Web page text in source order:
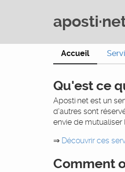
Accueil
Qu'est ce
Aposti·net est un
d'autres sont
envie de mutualiser
⇒ Découvrir ces
Comment